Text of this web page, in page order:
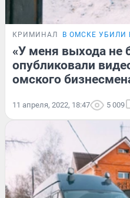
КРИМИНАЛ В ОМСКЕ УБИЛИ
«У меня выхода не
опубликовали
омского
11 апреля, 2022, 18:47 5 009